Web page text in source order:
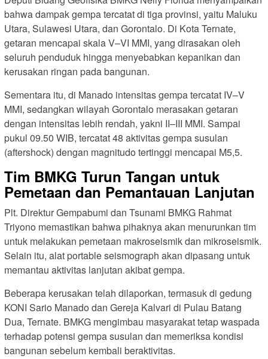
bahwa dampak gempa tercatat di tiga provinsi, yaitu Maluku
Utara, Sulawesi Utara, dan Gorontalo. Di Kota Ternate,
getaran mencapai skala V–VI MMI, yang dirasakan oleh
seluruh penduduk hingga menyebabkan kepanikan dan
kerusakan ringan pada bangunan.
Sementara itu, di Manado intensitas gempa tercatat IV–V
MMI, sedangkan wilayah Gorontalo merasakan getaran
dengan intensitas lebih rendah, yakni II–III MMI. Sampai
pukul 09.50 WIB, tercatat 48 aktivitas gempa susulan
(aftershock) dengan magnitudo tertinggi mencapai M5,5.
Tim BMKG Turun Tangan untuk
Pemetaan dan Pemantauan Lanjutan
Plt. Direktur Gempabumi dan Tsunami BMKG Rahmat
Triyono memastikan bahwa pihaknya akan menurunkan tim
untuk melakukan pemetaan makroseismik dan mikroseismik.
Selain itu, alat portable seismograph akan dipasang untuk
memantau aktivitas lanjutan akibat gempa.
Beberapa kerusakan telah dilaporkan, termasuk di gedung
KONI Sario Manado dan Gereja Kalvari di Pulau Batang
Dua, Ternate. BMKG mengimbau masyarakat tetap waspada
terhadap potensi gempa susulan dan memeriksa kondisi
bangunan sebelum kembali beraktivitas.